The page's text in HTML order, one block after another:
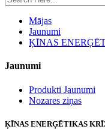
Mājas
Jaunumi
ĶĪNAS
Jaunumi
Produkti Jaunumi
Nozares ziņas
ĶĪNAS ENERĢĒTIKAS